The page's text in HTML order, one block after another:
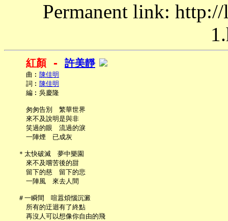
Permanent link:
紅顏 - 許美靜
     曲︰
陳佳明
     詞︰
陳佳明
     編︰吳慶隆
     匆匆告別　繁華世界
     來不及說明是與非
     笑過的眼　流過的淚
     一陣煙　已成灰
   ＊太快破滅　夢中樂園
     來不及嚐苦後的甜
     留下的慈　留下的悲
     一陣風　來去人間
   ＃一瞬間　喧囂煩惱沉澱
     所有的迂迴有了終點
     再沒人可以想像你自由的飛